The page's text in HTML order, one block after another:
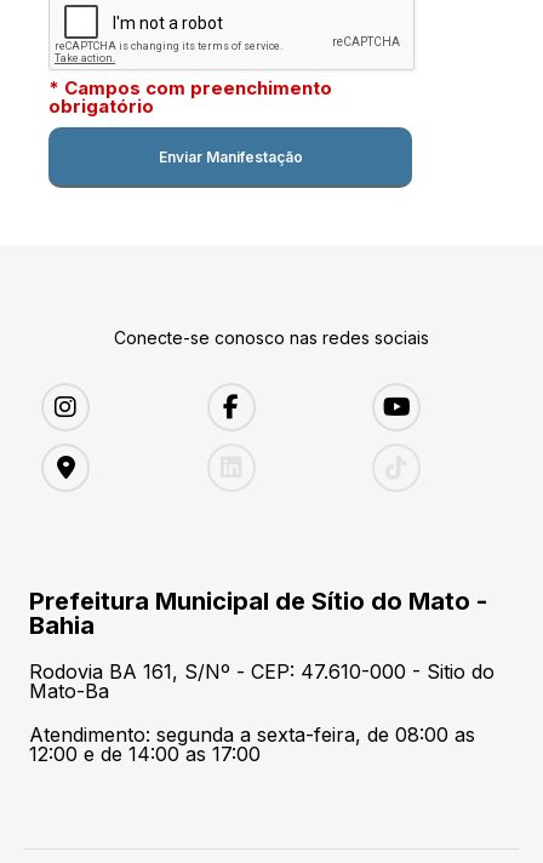
* Campos com preenchimento
obrigatório
Conecte-se conosco nas redes sociais
Prefeitura Municipal de Sítio do Mato -
Bahia
Rodovia BA 161, S/Nº - CEP: 47.610-000 - Sitio do
Mato-Ba
Atendimento: segunda a sexta-feira, de 08:00 as
12:00 e de 14:00 as 17:00